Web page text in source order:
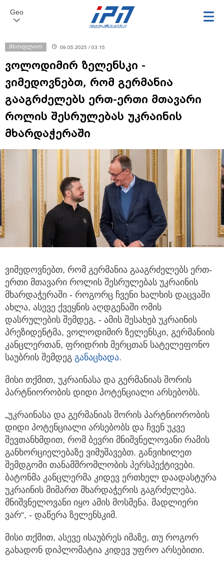
Geo
მსოფლიო 09.05.2025 / 03:15
ვოლოდიმირ ზელენსკი -
ვიმედოვნებთ, რომ გერმანია
გააგრძელებს ერთ-ერთი მთავარი
როლის შესრულებას უკრაინის
მხარდაჭერაში
ვიმედოვნებთ, რომ გერმანია გააგრძელებს ერთ-
ერთი მთავარი როლის შესრულებას უკრაინის
მხარდაჭერაში - როგორც ჩვენი ხალხის დაცვაში
ახლა, ასევე ქვეყნის აღდგენაში ომის
დასრულების შემდეგ, - ამის შესახებ უკრაინის
პრეზიდენტმა, ვოლოდიმირ ზელენსკი, გერმანიის
კანცლერთან, ფრიდრიხ მერცთან სატელეფონო
საუბრის შემდეგ განაცხადა.
მისი თქმით, უკრაინასა და გერმანიას შორის
პარტნიორობის დიდი პოტენციალი არსებობს.
„უკრაინასა და გერმანიას შორის პარტნიორობის
დიდი პოტენციალი არსებობს და ჩვენ უკვე
შევთანხმდით, რომ ბევრი მნიშვნელოვანი რამის
განხორციელებაზე ვიმუშავებთ. განვიხილეთ
შემდგომი თანამშრომლობის პერსპექტივები.
ბატონმა კანცლერმა კიდევ ერთხელ დაადასტურა
უკრაინის მიმართ მხარდაჭერის გაგრძელება.
მნიშვნელოვანი იყო ამის მოსმენა. მადლიერი
ვარ“, - დაწერა ზელენსკიმ.
მისი თქმით, ასევე ისაუბრეს იმაზე, თუ როგორ
გახადონ დიპლომატია კიდევ უფრო არსებითი.